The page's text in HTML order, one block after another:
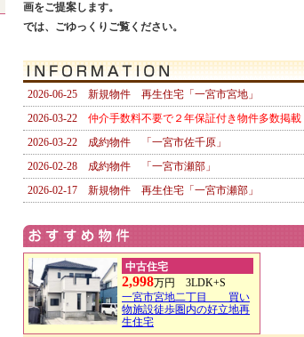
画をご提案します。
では、ごゆっくりご覧ください。
2026-06-25 新規物件 再生住宅「一宮市宮地」
2026-03-22 仲介手数料不要で２年保証付き物件多数掲
2026-03-22 成約物件 「一宮市佐千原」
2026-02-28 成約物件 「一宮市瀬部」
2026-02-17 新規物件 再生住宅「一宮市瀬部」
2025-11-08 新規物件 再生住宅「一宮市島村」リフォー
2025-10-27 成約物件 「一宮市祐久」
2025-10-10 新規物件 再生住宅「一宮市祐久」
2025-08-31 新規物件 再生住宅「一宮市佐千原」
2025-08-01 成約物件 再生住宅「一宮市島村」
中古住宅
2,998万円 3LDK+S
一宮市宮地二丁目 買い
物施設徒歩圏内の好立地再
生住宅